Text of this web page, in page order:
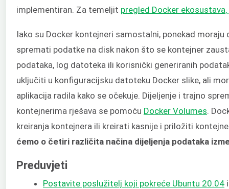
implementiran. Za temeljit pregled Docker
Iako su Docker kontejneri samostalni, ponekad
spremati podatke na disk nakon što se kontejner
podataka, log datoteka ili korisnički generiranih
uključiti u konfiguracijsku datoteku Docker slike, ali
aplikacija radila kako se očekuje. Dijeljenje i trajno
kontejnerima rješava se pomoću Docker Volumes.
kreiranja kontejnera ili kreirati kasnije i priložiti
ćemo o četiri različita načina dijeljenja podataka
Preduvjeti
Postavite poslužitelj koji pokreće Ubuntu 20.04